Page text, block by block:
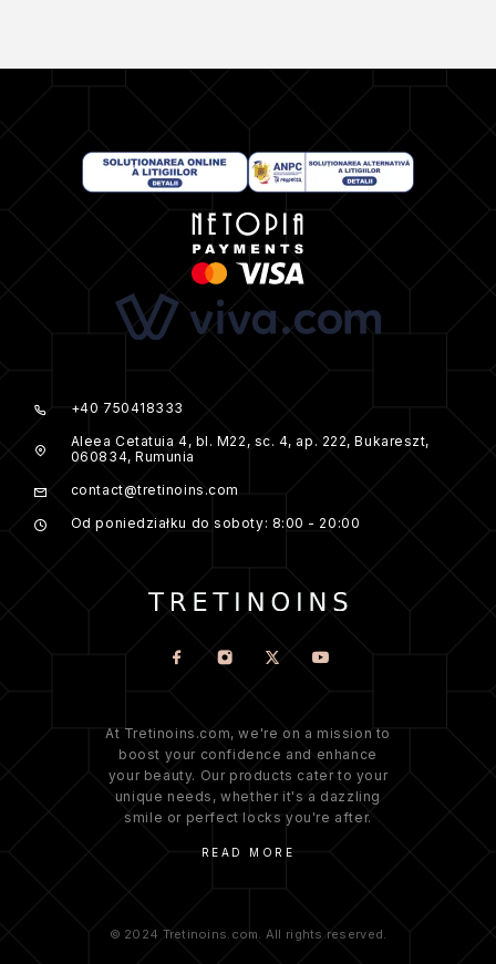
+40 750418333
Aleea Cetatuia 4, bl. M22, sc. 4, ap. 222, Bukareszt,
060834, Rumunia
contact@tretinoins.com
Od poniedziałku do soboty: 8:00 - 20:00
At Tretinoins.com, we're on a mission to
boost your confidence and enhance
your beauty. Our products cater to your
unique needs, whether it's a dazzling
smile or perfect locks you're after.
READ MORE
© 2024 Tretinoins.com. All rights reserved.